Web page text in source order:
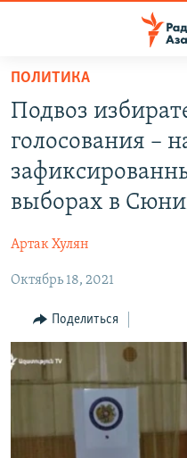
Перейти
основному
содержанию
Перейти
основной
Перейти
НОВОСТИ
ПОЛИТИКА
ОБЩЕСТВО
РЕГИОН
НАГОРНЫЙ КАРАБАХ
КУЛЬТУРА
АРХИВ
Հայերեն
ПОЛИТИКА
Подвоз
голосования –
выборах в
Артак Хулян
Октябрь 18, 2021
Поделиться